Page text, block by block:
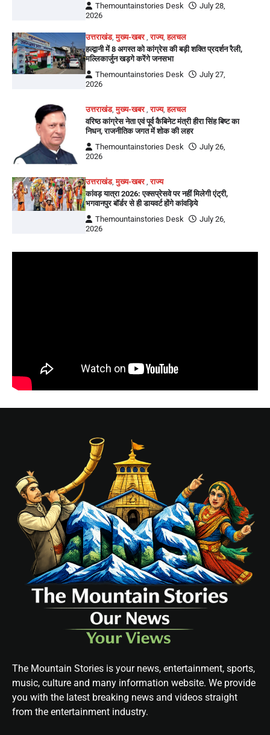
Themountainstories Desk
July 28,
2026
उत्तराखंड,मुख्य-खबर,राज्य,हलचल
हल्द्वानी में 8 अगस्त को कांग्रेस की बड़ी शक्ति प्रदर्शन रैली,
मल्लिकार्जुन खड़गे करेंगे जनसभा
Themountainstories Desk
July 27,
2026
उत्तराखंड,मुख्य-खबर,राज्य,हलचल
वरिष्ठ कांग्रेस नेता एवं पूर्व कैबिनेट मंत्री हीरा सिंह बिष्ट का
निधन, राजनीतिक जगत में शोक की लहर
Themountainstories Desk
July 26,
2026
उत्तराखंड,मुख्य-खबर ,राज्य
कांवड़ यात्रा 2026: एक्सप्रेसवे पर नहीं मिलेगी एंट्री,
भगवानपुर बॉर्डर से ही डायवर्ट होंगे कांवड़िये
Themountainstories Desk
July 26,
2026
The Mountain Stories is your news, entertainment, sports,
music, culture and many information website. We provide
you with the latest breaking news and videos straight
from the entertainment industry.